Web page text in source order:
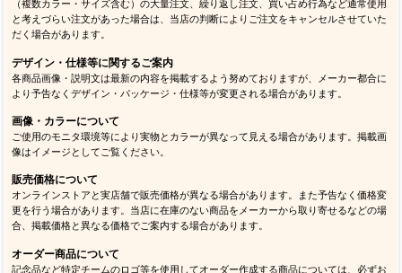
（複数カラー・サイズ含む）の大量注文、繰り返し注文、買い占め行為など通常使用
と考えづらい注文があった場合は、当店の判断によりご注文をキャンセルさせていた
だく場合があります。
デザイン・仕様等に関するご案内
各商品画像・説明文は最新の内容を掲載するよう努めておりますが、メーカー都合に
より予告なくデザイン・パッケージ・仕様等が変更される場合があります。
画像・カラーについて
ご使用のモニタ環境等により実物とカラーが異なって見える場合があります。掲載画
像はイメージとしてご覧ください。
販売価格について
オンラインストアと実店舗で販売価格が異なる場合があります。また予告なく価格変
更を行う場合があります。当店に在庫のない商品をメーカーから取り寄せるなどの場
合、掲載価格と異なる価格でご案内する場合があります。
オーダー商品について
記念品など特定チームのロゴ等を使用してオーダー作成する商品については、必ずお